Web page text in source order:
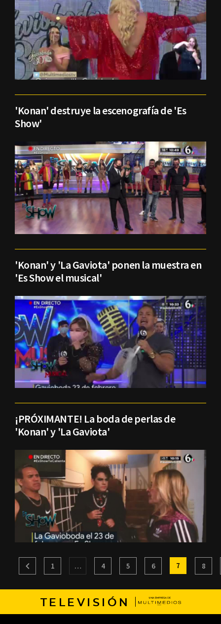
'Konan' destruye la escenografía de 'Es
Show'
'Konan' y 'La Gaviota' ponen la muestra en
'Es Show el musical'
¡PRÓXIMANTE! La boda de perlas de
'Konan' y 'La Gaviota'
1 … 4 5 6 7 8
TELEVISIÓN